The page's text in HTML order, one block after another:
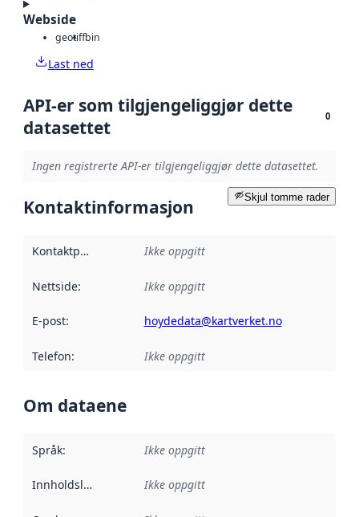
Webside
geotiffbin
Last ned
API-er som tilgjengeliggjør dette
datasettet
0
Ingen registrerte API-er tilgjengeliggjør dette datasettet.
Skjul tomme rader
Kontaktinformasjon
Kontaktpunkt Ikke oppgitt
Nettside: Ikke oppgitt
E-post: hoydedata@kartverket.no
Telefon: Ikke oppgitt
Om dataene
Språk: Ikke oppgitt
Innholdsleverandører :
Ikke oppgitt